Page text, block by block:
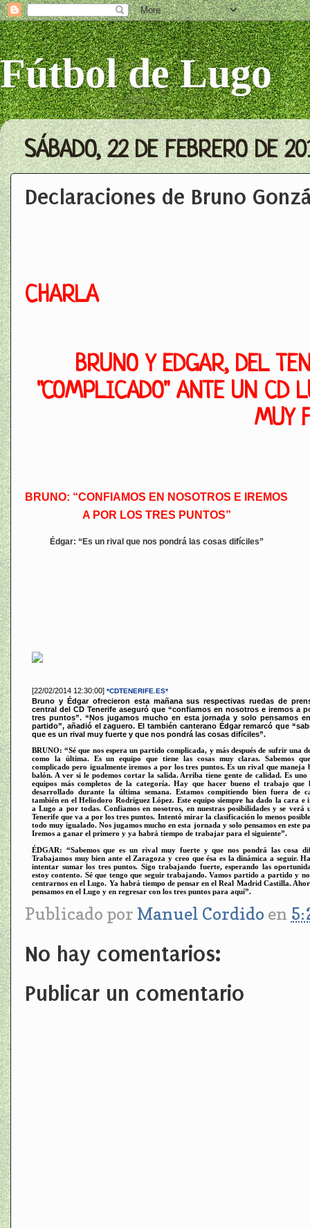
Fútbol de Lugo
SÁBADO, 22 DE FEBRERO DE
Declaraciones de Bruno
CHARLA
BRUNO Y EDGAR, DEL
"COMPLICADO" ANTE UN CD
MUY
BRUNO: “CONFIAMOS EN NOSOTROS E IREMOS
A POR LOS TRES PUNTOS”
Édgar: “Es un rival que nos pondrá las cosas difíciles”
[22/02/2014 12:30:00] *CDTENERIFE.ES*
Bruno y Édgar ofrecieron esta mañana sus respectivas ruedas de
central del CD Tenerife aseguró que “confiamos en nosotros e iremos a
tres puntos”. “Nos jugamos mucho en esta jornada y solo pensamos
partido”, añadió el zaguero. El también canterano Édgar remarcó que
que es un rival muy fuerte y que nos pondrá las cosas difíciles”.
BRUNO: “Sé que nos espera un partido complicada, y más después de sufrir una
como la última. Es un equipo que tiene las cosas muy claras. Sabemos
complicado pero igualmente iremos a por los tres puntos. Es un rival que maneja
balón. A ver si le podemos cortar la salida. Arriba tiene gente de calidad. Es uno
equipos más completos de la categoría. Hay que hacer bueno el trabajo que
desarrollado durante la última semana. Estamos compitiendo bien fuera de
también en el Heliodoro Rodríguez López. Este equipo siempre ha dado la cara e
a Lugo a por todas. Confiamos en nosotros, en nuestras posibilidades y se verá
Tenerife que va a por los tres puntos. Intentó mirar la clasificación lo menos
todo muy igualado. Nos jugamos mucho en esta jornada y solo pensamos en este
Iremos a ganar el primero y ya habrá tiempo de trabajar para el siguiente”.
ÉDGAR: “Sabemos que es un rival muy fuerte y que nos pondrá las cosa
Trabajamos muy bien ante el Zaragoza y creo que ésa es la dinámica a seguir.
intentar sumar los tres puntos. Sigo trabajando fuerte, esperando las
estoy contento. Sé que tengo que seguir trabajando. Vamos partido a partido y
centrarnos en el Lugo. Ya habrá tiempo de pensar en el Real Madrid Castilla.
pensamos en el Lugo y en regresar con los tres puntos para aquí”.
Publicado por Manuel Cordido en
No hay comentarios:
Publicar un comentario